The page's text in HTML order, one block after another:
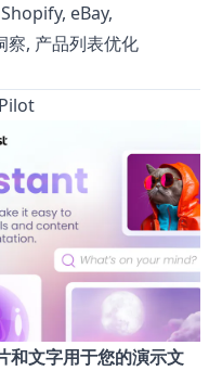
eBay,
, 产品列表优化
和文字用于您的演示文